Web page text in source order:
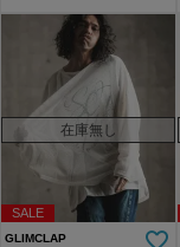
SALE
在庫無し
GLIMCLAP